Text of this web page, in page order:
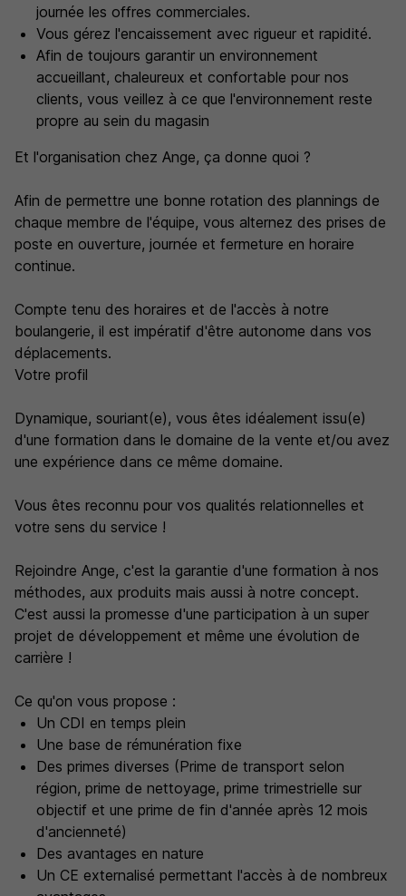
journée les offres commerciales.
Vous gérez l'encaissement avec rigueur et rapidité.
Afin de toujours garantir un environnement
accueillant, chaleureux et confortable pour nos
clients, vous veillez à ce que l'environnement reste
propre au sein du magasin
Et l'organisation chez Ange, ça donne quoi ?
Afin de permettre une bonne rotation des plannings de
chaque membre de l'équipe, vous alternez des prises de
poste en ouverture, journée et fermeture en horaire
continue.
Compte tenu des horaires et de l'accès à notre
boulangerie, il est impératif d'être autonome dans vos
déplacements.
Votre profil
Dynamique, souriant(e), vous êtes idéalement issu(e)
d'une formation dans le domaine de la vente et/ou avez
une expérience dans ce même domaine.
Vous êtes reconnu pour vos qualités relationnelles et
votre sens du service !
Rejoindre Ange, c'est la garantie d'une formation à nos
méthodes, aux produits mais aussi à notre concept.
C'est aussi la promesse d'une participation à un super
projet de développement et même une évolution de
carrière !
Ce qu'on vous propose :
Un CDI en temps plein
Une base de rémunération fixe
Des primes diverses (Prime de transport selon
région, prime de nettoyage, prime trimestrielle sur
objectif et une prime de fin d'année après 12 mois
d'ancienneté)
Des avantages en nature
Un CE externalisé permettant l'accès à de nombreux